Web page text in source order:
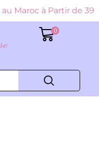
au Maroc à Partir de
0